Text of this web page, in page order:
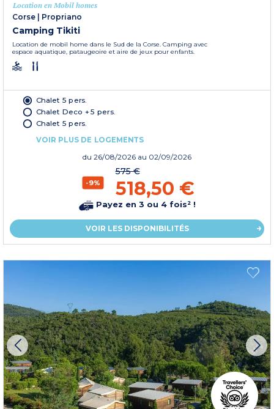
Location en Mobil homes
Corse
Propriano
Camping Tikiti
Location de mobil home dans le Sud de la Corse. Camping avec
espace aquatique, pataugeoire et aire de jeux pour enfants.
Chalet 5 pers.
Chalet Deco + 5 pers.
Chalet 5 pers.
VOIR PLUS DE LOGEMENTS
du 26/08/2026 au 02/09/2026
-9%
575 €
518,50 €
Payez en 3 ou 4 fois² !
VOIR LES DISPONIBILITÉS